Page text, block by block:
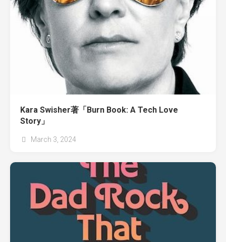
Kara Swisher著「Burn Book: A Tech Love
Story」
March 3, 2024